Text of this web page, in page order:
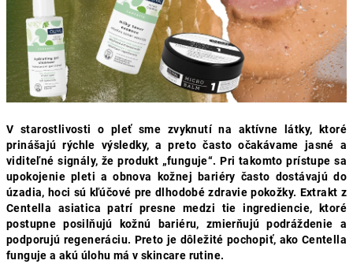
V starostlivosti o pleť sme zvyknutí na aktívne látky, ktoré
prinášajú rýchle výsledky, a preto často očakávame jasné a
viditeľné signály, že produkt „funguje“. Pri takomto prístupe sa
upokojenie pleti a obnova kožnej bariéry často dostávajú do
úzadia, hoci sú kľúčové pre dlhodobé zdravie pokožky. Extrakt z
Centella asiatica patrí presne medzi tie ingrediencie, ktoré
postupne posilňujú kožnú bariéru, zmierňujú podráždenie a
podporujú regeneráciu. Preto je dôležité pochopiť, ako Centella
funguje a akú úlohu má v skincare rutine.